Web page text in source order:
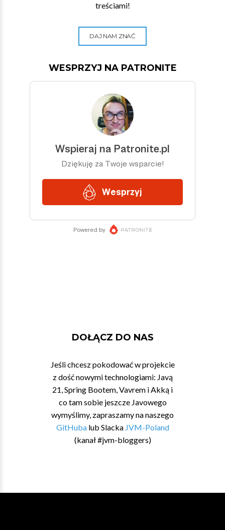
treściami!
DAJ NAM ZNAĆ
WESPRZYJ NA PATRONITE
DOŁĄCZ DO NAS
Jeśli chcesz pokodować w projekcie
z dość nowymi technologiami: Javą
21, Spring Bootem, Vavrem i Akką i
co tam sobie jeszcze Javowego
wymyślimy, zapraszamy na naszego
GitHubalub Slacka JVM-Poland
(kanał #jvm-bloggers)